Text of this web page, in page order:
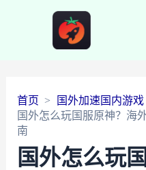
首页
国外加速国内游戏
国外怎么玩国服原神？海
南
国外怎么玩